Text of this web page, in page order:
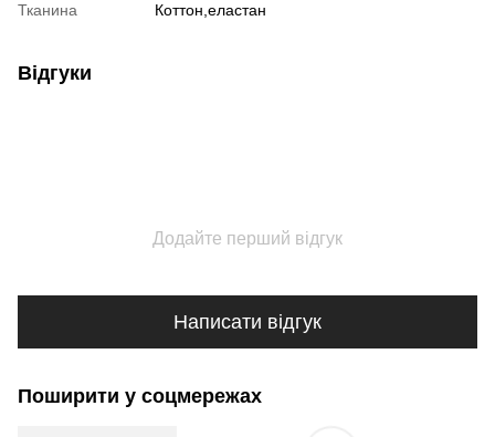
Тканина
Коттон,еластан
Відгуки
Додайте перший відгук
Написати відгук
Поширити у соцмережах